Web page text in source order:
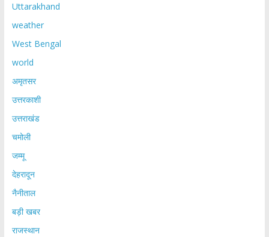
Uttarakhand
weather
West Bengal
world
अमृतसर
उत्तरकाशी
उत्तराखंड
चमोली
जम्मू
देहरादून
नैनीताल
बड़ी खबर
राजस्थान